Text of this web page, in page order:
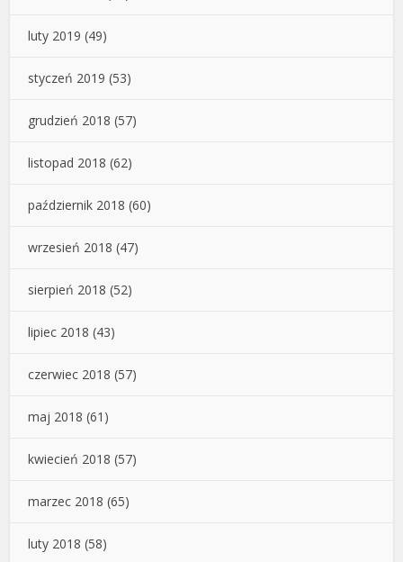
luty 2019 (49)
styczeń 2019 (53)
grudzień 2018 (57)
listopad 2018 (62)
październik 2018 (60)
wrzesień 2018 (47)
sierpień 2018 (52)
lipiec 2018 (43)
czerwiec 2018 (57)
maj 2018 (61)
kwiecień 2018 (57)
marzec 2018 (65)
luty 2018 (58)